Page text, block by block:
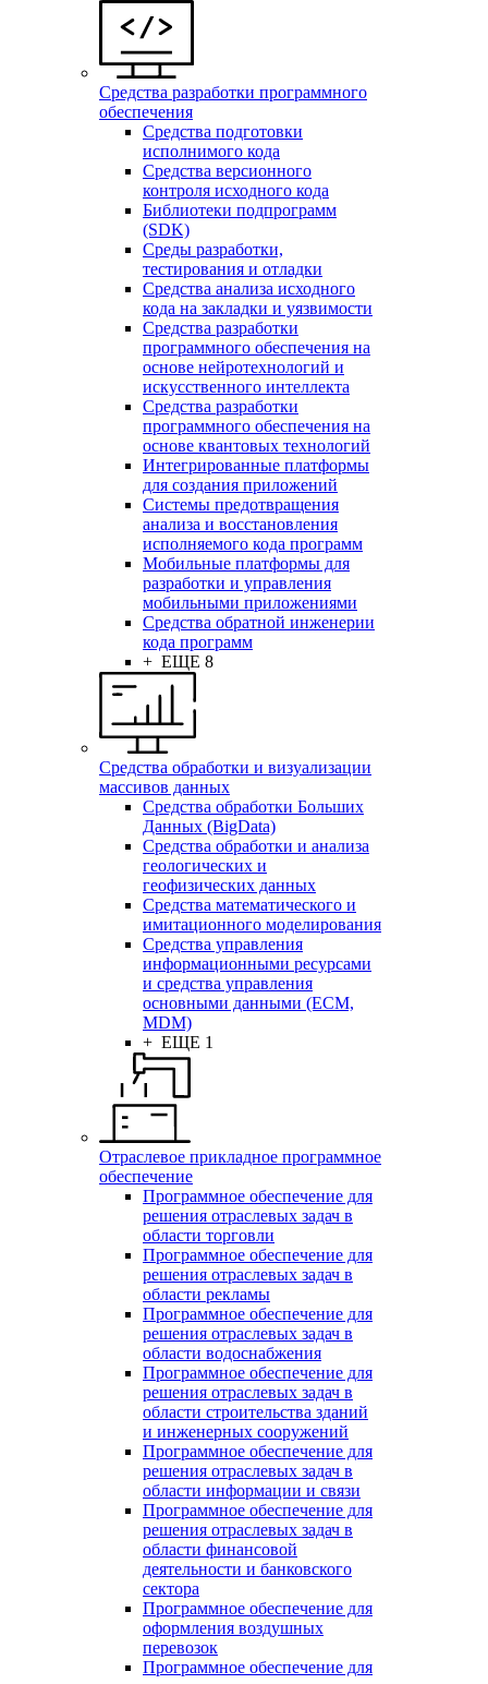
Средства разработки программного
обеспечения
Средства подготовки
исполнимого кода
Средства версионного
контроля исходного кода
Библиотеки подпрограмм
(SDK)
Среды разработки,
тестирования и отладки
Средства анализа исходного
кода на закладки и уязвимости
Средства разработки
программного обеспечения на
основе нейротехнологий и
искусственного интеллекта
Средства разработки
программного обеспечения на
основе квантовых технологий
Интегрированные платформы
для создания приложений
Системы предотвращения
анализа и восстановления
исполняемого кода программ
Мобильные платформы для
разработки и управления
мобильными приложениями
Средства обратной инженерии
кода программ
+ ЕЩЕ 8
Средства обработки и визуализации
массивов данных
Средства обработки Больших
Данных (BigData)
Средства обработки и анализа
геологических и
геофизических данных
Средства математического и
имитационного моделирования
Средства управления
информационными ресурсами
и средства управления
основными данными (ECM,
MDM)
+ ЕЩЕ 1
Отраслевое прикладное программное
обеспечение
Программное обеспечение для
решения отраслевых задач в
области торговли
Программное обеспечение для
решения отраслевых задач в
области рекламы
Программное обеспечение для
решения отраслевых задач в
области водоснабжения
Программное обеспечение для
решения отраслевых задач в
области строительства зданий
и инженерных сооружений
Программное обеспечение для
решения отраслевых задач в
области информации и связи
Программное обеспечение для
решения отраслевых задач в
области финансовой
деятельности и банковского
сектора
Программное обеспечение для
оформления воздушных
перевозок
Программное обеспечение для